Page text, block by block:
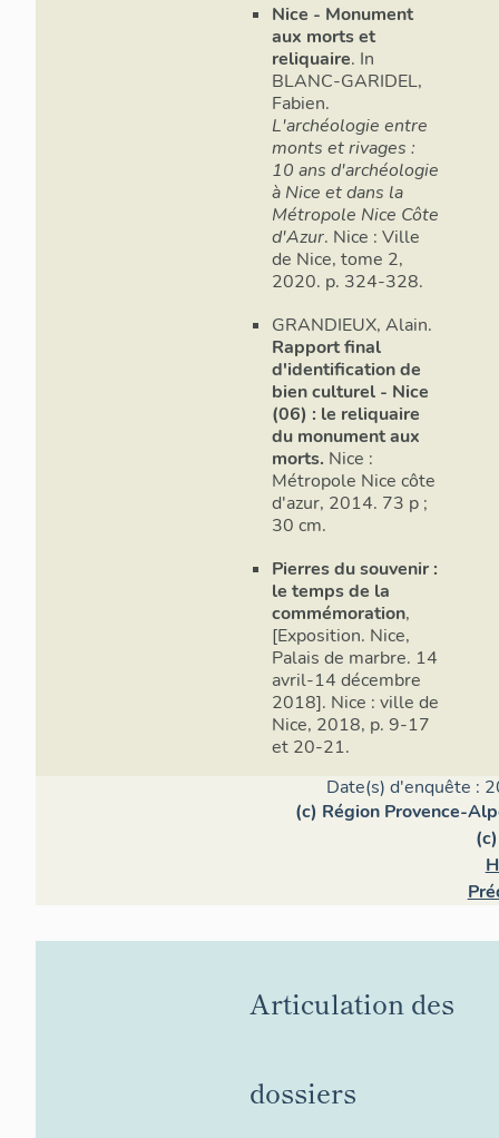
Nice - Monument
aux morts et
reliquaire. In
BLANC-GARIDEL,
Fabien.
L'archéologie entre
monts et rivages :
10 ans d'archéologie
à Nice et dans la
Métropole Nice Côte
d'Azur. Nice : Ville
de Nice, tome 2,
2020. p. 324-328.
GRANDIEUX, Alain.
Rapport final
d'identification de
bien culturel - Nice
(06) : le reliquaire
du monument aux
morts. Nice :
Métropole Nice côte
d'azur, 2014. 73 p ;
30 cm.
Pierres du souvenir :
le temps de la
commémoration,
[Exposition. Nice,
Palais de marbre. 14
avril-14 décembre
2018]. Nice : ville de
Nice, 2018, p. 9-17
et 20-21.
Date(s) d'enquête :
(c) Région Provence-
Articulation des
dossiers